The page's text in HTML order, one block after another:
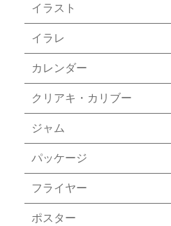
イラスト
イラレ
カレンダー
クリアキ・カリブー
ジャム
パッケージ
フライヤー
ポスター